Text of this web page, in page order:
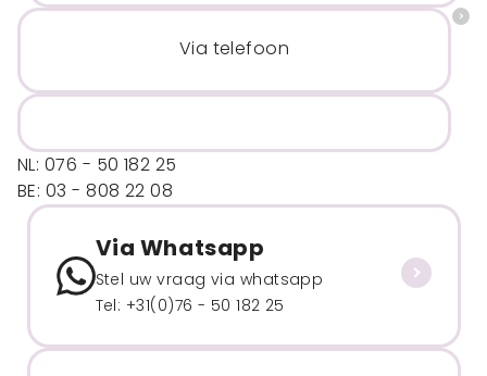
Via telefoon
NL: 076 - 50 182 25
BE: 03 - 808 22 08
Via Whatsapp
Stel uw vraag via whatsapp
Tel: +31(0)76 - 50 182 25